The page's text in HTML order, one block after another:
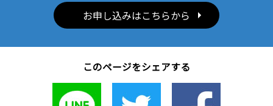
お申し込みはこちらから
このページをシェアする